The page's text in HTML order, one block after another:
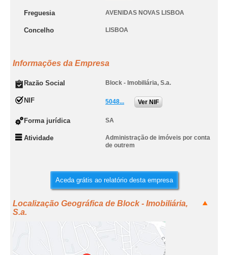
Freguesia AVENIDAS NOVAS LISBOA
Concelho LISBOA
Informações da Empresa
Razão Social Block - Imobiliária, S.a.
NIF 5048... Ver NIF
Forma jurídica SA
Atividade
Administração de imóveis por conta
de outrem
Aceda grátis ao relatório desta empresa
Localização Geográfica de Block - Imobiliária,
S.a.